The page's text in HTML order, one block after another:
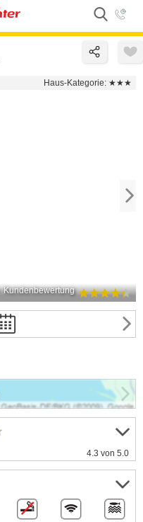
Haus-Kategorie: ★★★
Kundenbewertung
4.3 von 5.0